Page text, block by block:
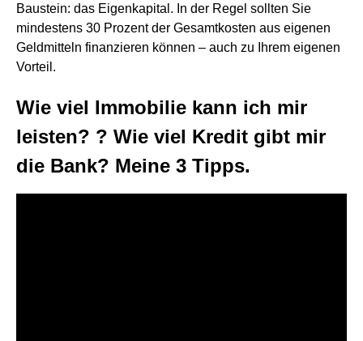
Baustein: das Eigenkapital. In der Regel sollten Sie
mindestens 30 Prozent der Gesamtkosten aus eigenen
Geldmitteln finanzieren können – auch zu Ihrem eigenen
Vorteil.
Wie viel Immobilie kann ich mir
leisten? ? Wie viel Kredit gibt mir
die Bank? Meine 3 Tipps.